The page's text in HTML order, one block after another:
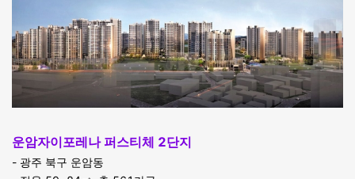
운암자이포레나 퍼스티체 2단지
- 광주 북구 운암동